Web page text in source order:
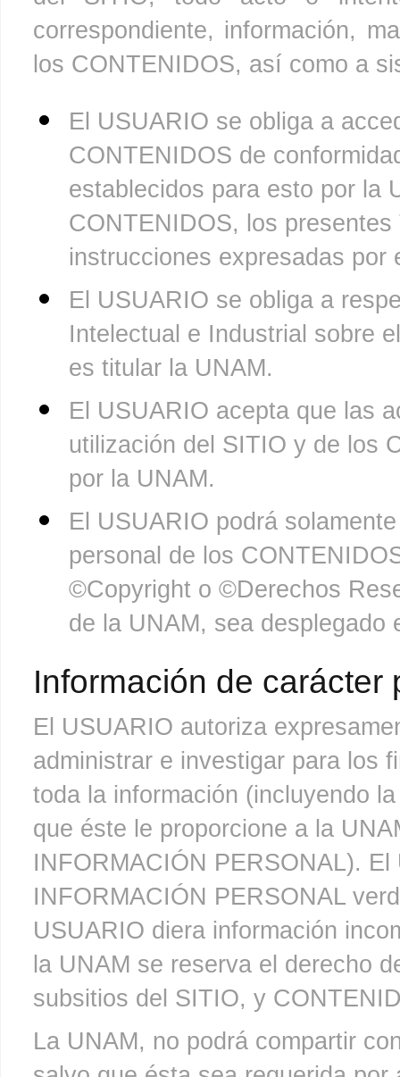
correspondiente, información,
los CONTENIDOS, así como a
El USUARIO se obliga a
CONTENIDOS de
establecidos para esto por la
CONTENIDOS, los
instrucciones expresadas por
El USUARIO se obliga a
Intelectual e Industrial sobre
es titular la UNAM.
El USUARIO acepta que las
utilización del SITIO y de los
por la UNAM.
El USUARIO podrá
personal de los
©Copyright o ©Derechos
de la UNAM, sea desplegado
Información de carácter
El USUARIO autoriza
administrar e investigar para los
toda la información (incluyendo
que éste le proporcione a la
INFORMACIÓN PERSONAL).
INFORMACIÓN PERSONAL
USUARIO diera información
la UNAM se reserva el derecho
subsitios del SITIO, y
La UNAM, no podrá compartir